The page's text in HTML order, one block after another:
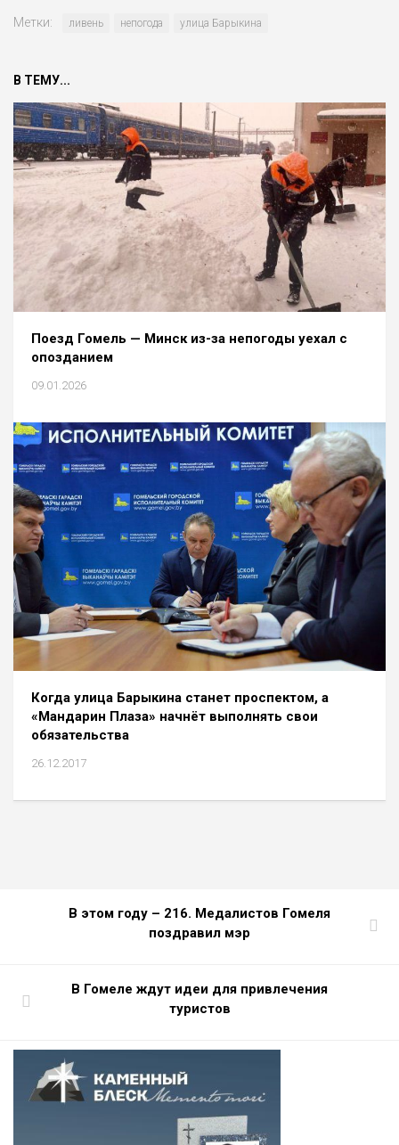
Метки: ливень непогода улица Барыкина
В ТЕМУ...
Поезд Гомель — Минск из-за непогоды уехал с
опозданием
09.01.2026
Когда улица Барыкина станет проспектом, а
«Мандарин Плаза» начнёт выполнять свои
обязательства
26.12.2017
В этом году – 216. Медалистов Гомеля
поздравил мэр
В Гомеле ждут идеи для привлечения
туристов